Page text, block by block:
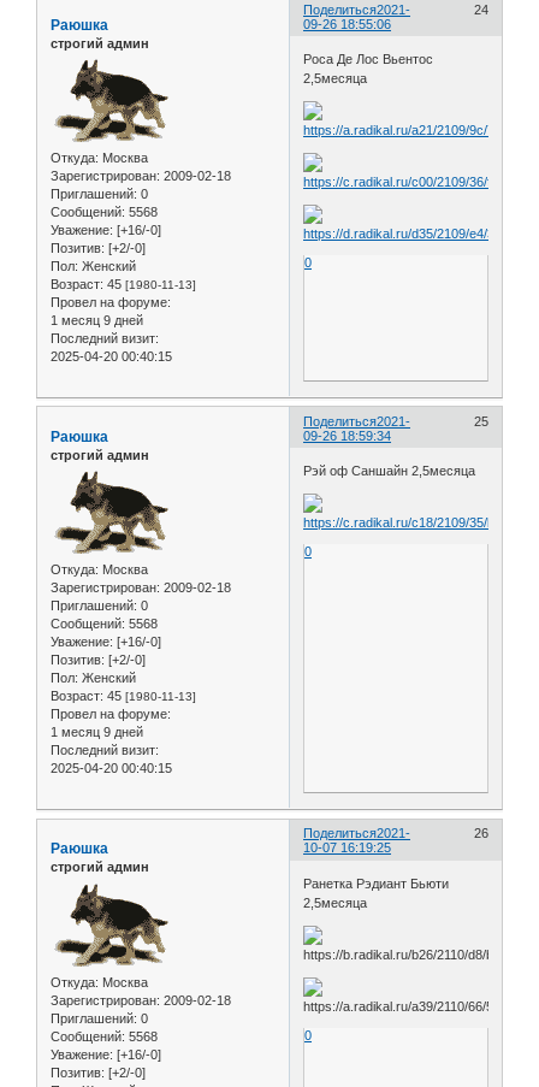
Поделиться 24
2021-
09-26 18:55:06
Раюшка
строгий админ
Откуда: Москва
Зарегистрирован: 2009-02-18
Приглашений: 0
Сообщений: 5568
Уважение: [+16/-0]
Позитив: [+2/-0]
Пол: Женский
Возраст: 45 [1980-11-13]
Провел на форуме:
1 месяц 9 дней
Последний визит:
2025-04-20 00:40:15
Роса Де Лос Вьентос
2,5месяца
0
Поделиться 25
2021-
09-26 18:59:34
Раюшка
строгий админ
Откуда: Москва
Зарегистрирован: 2009-02-18
Приглашений: 0
Сообщений: 5568
Уважение: [+16/-0]
Позитив: [+2/-0]
Пол: Женский
Возраст: 45 [1980-11-13]
Провел на форуме:
1 месяц 9 дней
Последний визит:
2025-04-20 00:40:15
Рэй оф Саншайн 2,5месяца
0
Поделиться 26
2021-
10-07 16:19:25
Раюшка
строгий админ
Откуда: Москва
Зарегистрирован: 2009-02-18
Приглашений: 0
Сообщений: 5568
Уважение: [+16/-0]
Позитив: [+2/-0]
Ранетка Рэдиант Бьюти
2,5месяца
0